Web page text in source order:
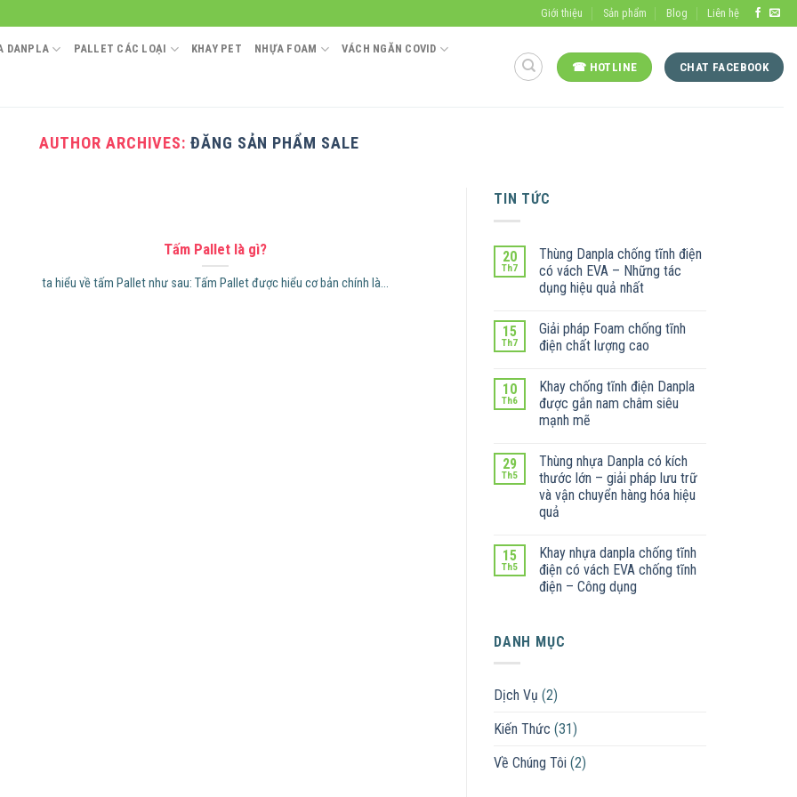
Giới thiệu Sản phẩm Blog Liên hệ
DANPLA PALLET CÁC LOẠI KHAY PET NHỰA FOAM VÁCH NGĂN COVID
☎ HOTLINE CHAT FACEBOOK
AUTHOR ARCHIVES:ĐĂNG SẢN PHẨM SALE
Tấm Pallet là gì?
ta hiểu về tấm Pallet như sau: Tấm Pallet được hiểu cơ bản chính là...
TIN TỨC
20
Th7
Thùng Danpla chống tĩnh điện
có vách EVA – Những tác
dụng hiệu quả nhất
15
Th7
Giải pháp Foam chống tĩnh
điện chất lượng cao
10
Th6
Khay chống tĩnh điện Danpla
được gắn nam châm siêu
mạnh mẽ
29
Th5
Thùng nhựa Danpla có kích
thước lớn – giải pháp lưu trữ
và vận chuyển hàng hóa hiệu
quả
15
Th5
Khay nhựa danpla chống tĩnh
điện có vách EVA chống tĩnh
điện – Công dụng
DANH MỤC
Dịch Vụ (2)
Kiến Thức (31)
Về Chúng Tôi (2)